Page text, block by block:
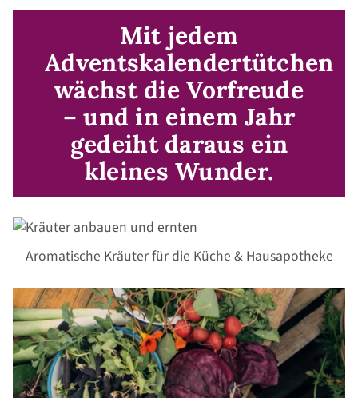
Mit jedem
Adventskalendertütchen
wächst die Vorfreude
– und in einem Jahr
gedeiht daraus ein
kleines Wunder.
Aromatische Kräuter für die Küche & Hausapotheke